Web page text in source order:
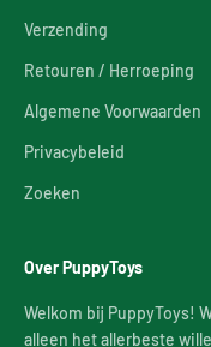
Verzending
Retouren / Herroeping
Algemene Voorwaarden
Privacybeleid
Zoeken
Over PuppyToys
Welkom bij PuppyToys!
alleen het allerbeste